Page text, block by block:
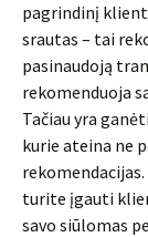
pagrindinį
srautas – tai
pasinaudoją
rekomenduoja
Tačiau yra
kurie ateina ne
turite įgauti
savo siūlomas